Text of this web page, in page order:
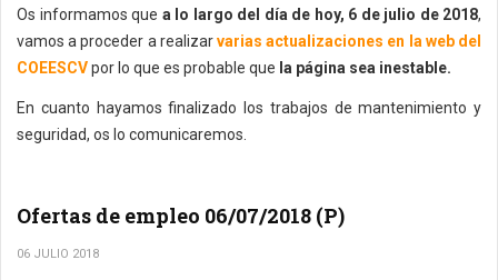
Os informamos que a lo largo del día de hoy, 6 de julio de 2018,
vamos a proceder a realizarvarias actualizaciones en la web del
COEESCVpor lo que es probable que la página sea inestable.
En cuanto hayamos finalizado los trabajos de mantenimiento y
seguridad, os lo comunicaremos.
Ofertas de empleo 06/07/2018 (P)
06 JULIO 2018